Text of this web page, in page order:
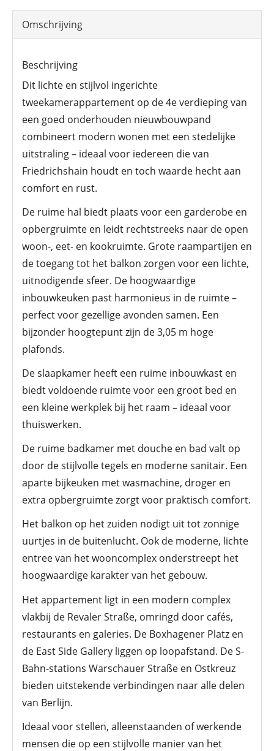
Omschrijving
Beschrijving
Dit lichte en stijlvol ingerichte
tweekamerappartement op de 4e verdieping van
een goed onderhouden nieuwbouwpand
combineert modern wonen met een stedelijke
uitstraling – ideaal voor iedereen die van
Friedrichshain houdt en toch waarde hecht aan
comfort en rust.
De ruime hal biedt plaats voor een garderobe en
opbergruimte en leidt rechtstreeks naar de open
woon-, eet- en kookruimte. Grote raampartijen en
de toegang tot het balkon zorgen voor een lichte,
uitnodigende sfeer. De hoogwaardige
inbouwkeuken past harmonieus in de ruimte –
perfect voor gezellige avonden samen. Een
bijzonder hoogtepunt zijn de 3,05 m hoge
plafonds.
De slaapkamer heeft een ruime inbouwkast en
biedt voldoende ruimte voor een groot bed en
een kleine werkplek bij het raam – ideaal voor
thuiswerken.
De ruime badkamer met douche en bad valt op
door de stijlvolle tegels en moderne sanitair. Een
aparte bijkeuken met wasmachine, droger en
extra opbergruimte zorgt voor praktisch comfort.
Het balkon op het zuiden nodigt uit tot zonnige
uurtjes in de buitenlucht. Ook de moderne, lichte
entree van het wooncomplex onderstreept het
hoogwaardige karakter van het gebouw.
Het appartement ligt in een modern complex
vlakbij de Revaler Straße, omringd door cafés,
restaurants en galeries. De Boxhagener Platz en
de East Side Gallery liggen op loopafstand. De S-
Bahn-stations Warschauer Straße en Ostkreuz
bieden uitstekende verbindingen naar alle delen
van Berlijn.
Ideaal voor stellen, alleenstaanden of werkende
mensen die op een stijlvolle manier van het